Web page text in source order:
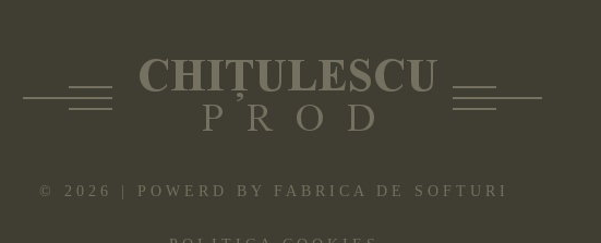
© 2026 | POWERD BY FABRICA DE SOFTURI